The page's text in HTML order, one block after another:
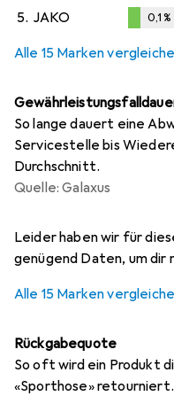
%
5. JAKO 0,1%
Alle 15 Marken
So lange dauert eine
Servicestelle bis
Durchschnitt.
Quelle: Galaxus
Leider haben wir für
genügend Daten, um dir
Alle 15 Marken
Rückgabequote
So oft wird ein Produkt
«Sporthose» retourniert.